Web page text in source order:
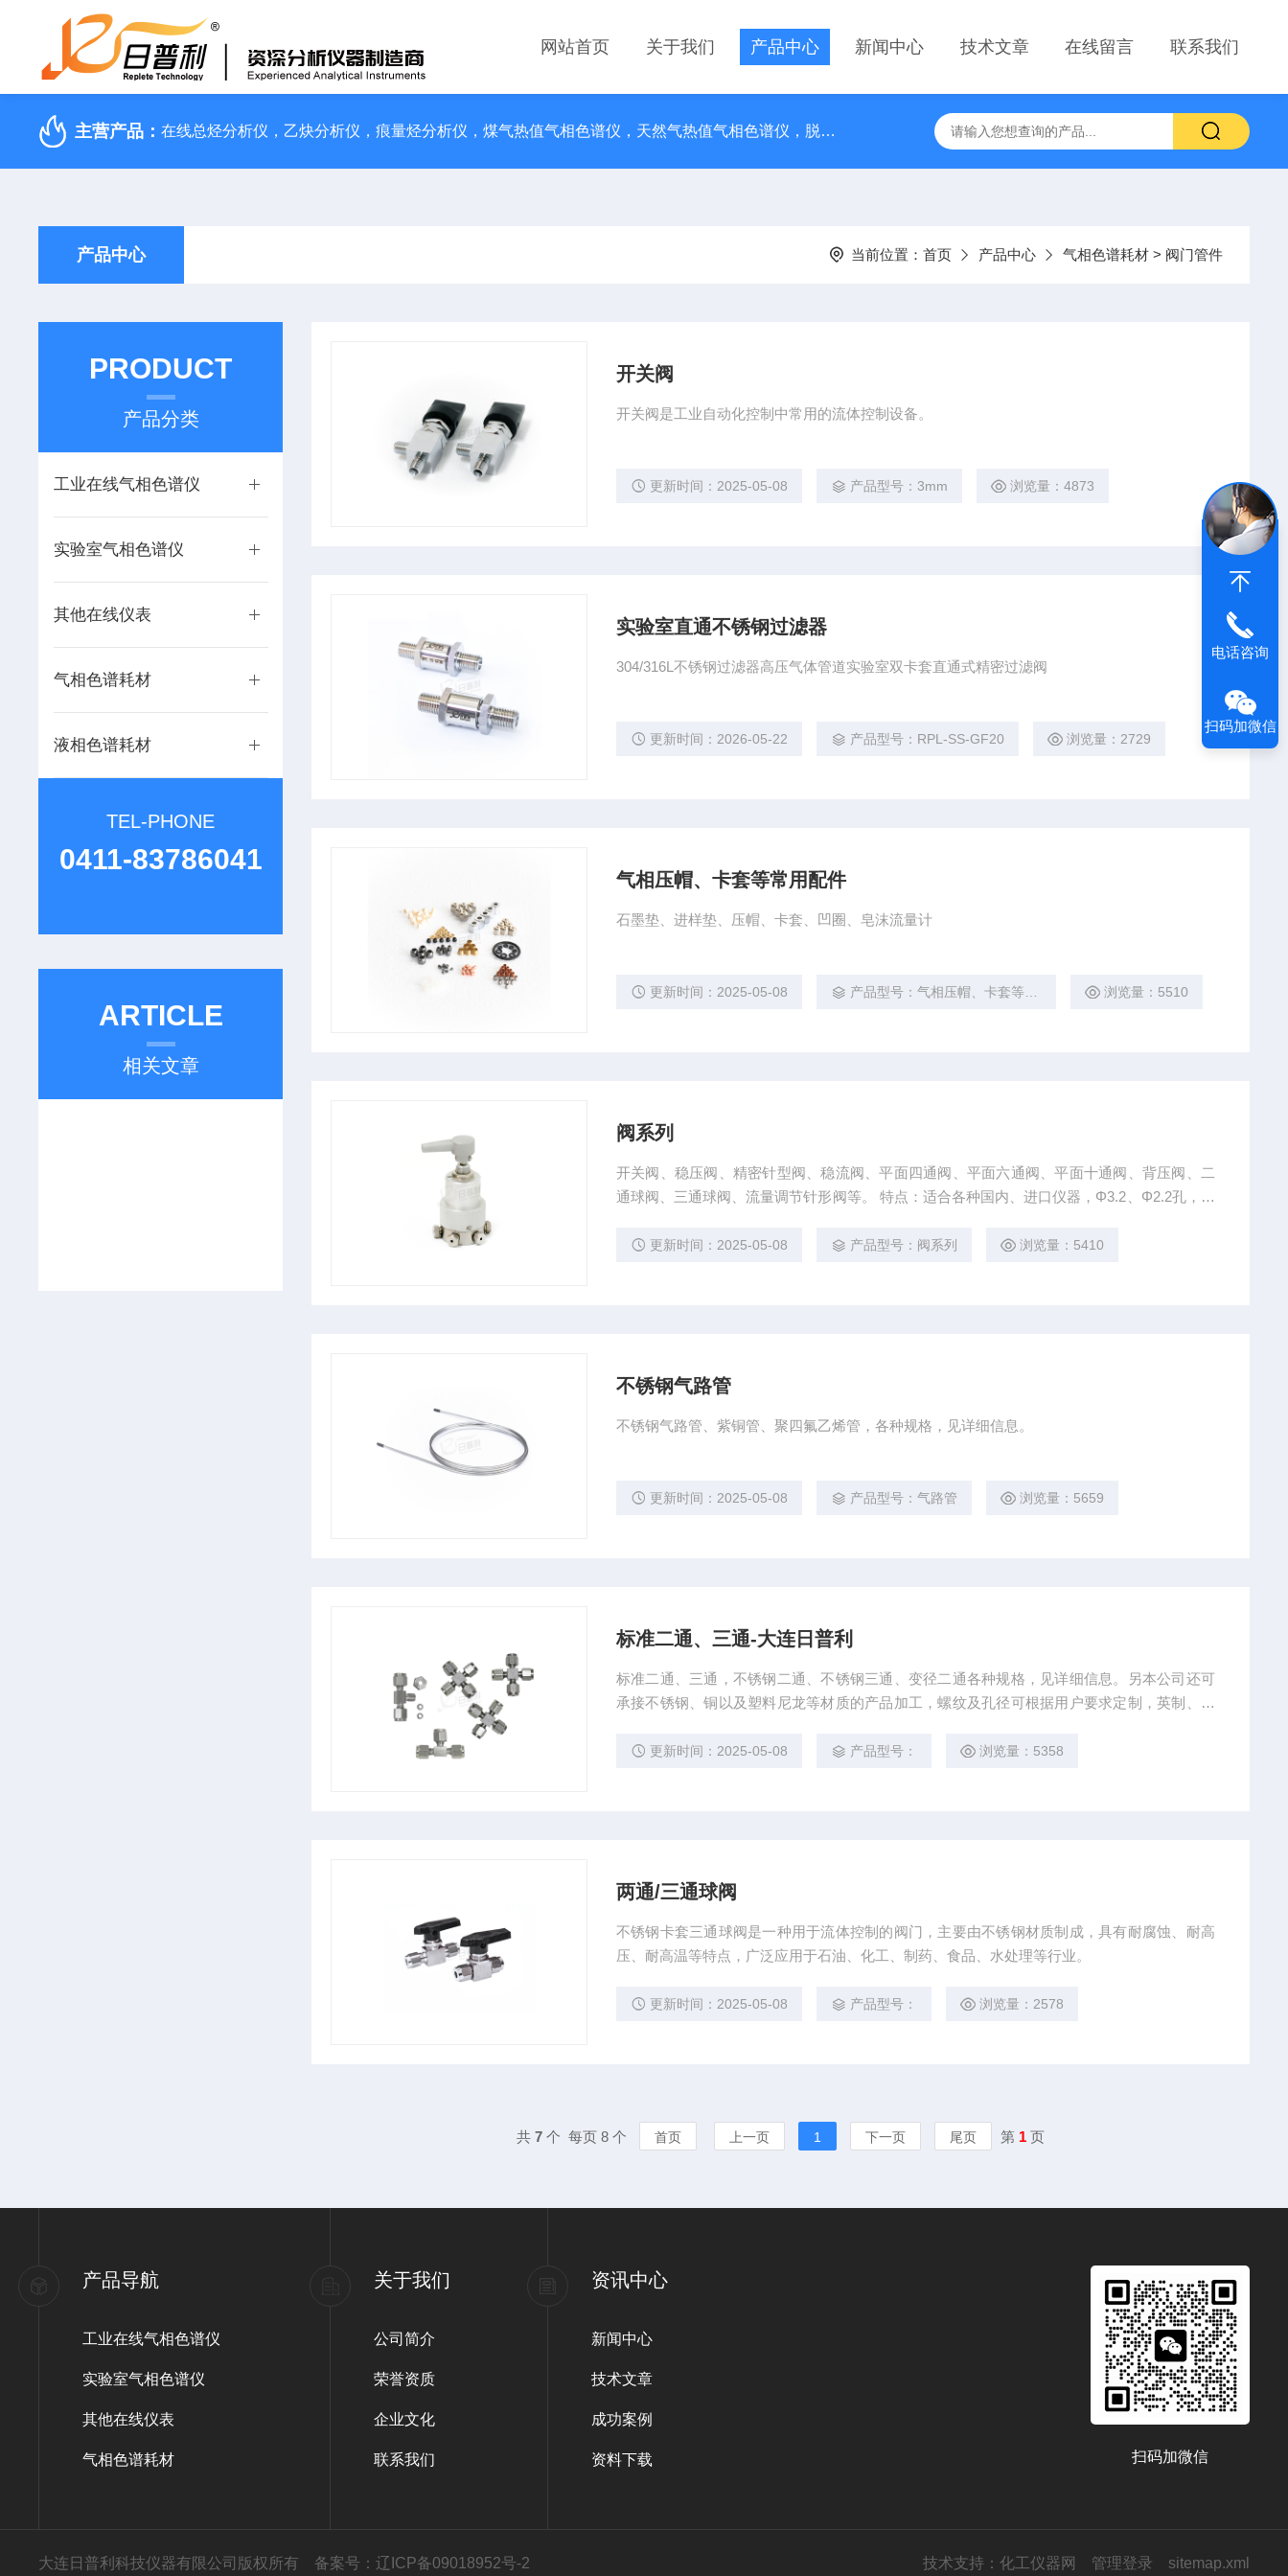
网站首页 关于我们 产品中心 新闻中心 技术文章 在线留言 联系我们
主营产品： 在线总烃分析仪，乙炔分析仪，痕量烃分析仪，煤气热值气相色谱仪，天然气热值气相色谱仪，脱氧管，液相色谱柱空柱，保护柱，过滤器
产品中心 当前位置： 首页 产品中心 气相色谱耗材> 阀门管件
PRODUCT
产品分类
工业在线气相色谱仪
实验室气相色谱仪
其他在线仪表
气相色谱耗材
液相色谱耗材
TEL-PHONE
0411-83786041
ARTICLE
相关文章
开关阀
开关阀是工业自动化控制中常用的流体控制设备。
更新时间：2025-05-08 产品型号：3mm 浏览量：4873
实验室直通不锈钢过滤器
304/316L不锈钢过滤器高压气体管道实验室双卡套直通式精密过滤阀
更新时间：2026-05-22 产品型号：RPL-SS-GF20 浏览量：2729
气相压帽、卡套等常用配件
石墨垫、进样垫、压帽、卡套、凹圈、皂沫流量计
更新时间：2025-05-08 产品型号：气相压帽、卡套等常用配件 浏览量：5510
阀系列
开关阀、稳压阀、精密针型阀、稳流阀、平面四通阀、平面六通阀、平面十通阀、背压阀、二
通球阀、三通球阀、流量调节针形阀等。 特点：适合各种国内、进口仪器，Φ3.2、Φ2.2孔，压
更新时间：2025-05-08 产品型号：阀系列 浏览量：5410
不锈钢气路管
不锈钢气路管、紫铜管、聚四氟乙烯管，各种规格，见详细信息。
更新时间：2025-05-08 产品型号：气路管 浏览量：5659
标准二通、三通-大连日普利
标准二通、三通，不锈钢二通、不锈钢三通、变径二通各种规格，见详细信息。另本公司还可
承接不锈钢、铜以及塑料尼龙等材质的产品加工，螺纹及孔径可根据用户要求定制，英制、公
更新时间：2025-05-08 产品型号： 浏览量：5358
两通/三通球阀
不锈钢卡套三通球阀是一种用于流体控制的阀门，主要由不锈钢材质制成，具有耐腐蚀、耐高
压、耐高温等特点，广泛应用于石油、化工、制药、食品、水处理等行业。
更新时间：2025-05-08 产品型号： 浏览量：2578
共 7个 每页 8 个 首页 上一页 1 下一页 尾页 第 1页
产品导航
工业在线气相色谱仪
实验室气相色谱仪
其他在线仪表
气相色谱耗材
关于我们
公司简介
荣誉资质
企业文化
联系我们
资讯中心
新闻中心
技术文章
成功案例
资料下载 扫码加微信
大连日普利科技仪器有限公司版权所有 备案号：辽ICP备09018952号-2 技术支持： 化工仪器网 管理登录 sitemap.xml
电话咨询
扫码加微信